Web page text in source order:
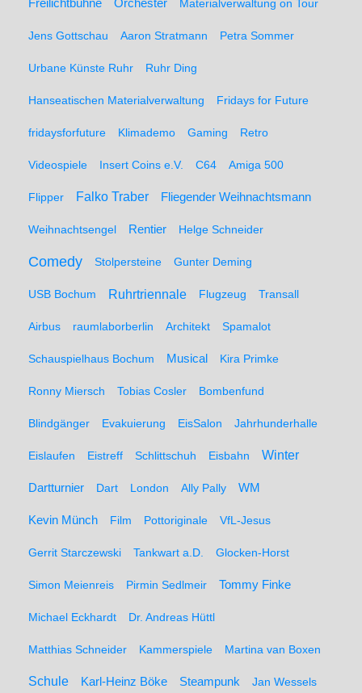
Freilichtbühne Orchester Materialverwaltung on Tour
Jens Gottschau Aaron Stratmann Petra Sommer
Urbane Künste Ruhr Ruhr Ding
Hanseatischen Materialverwaltung Fridays for Future
fridaysforfuture Klimademo Gaming Retro
Videospiele Insert Coins e.V. C64 Amiga 500
Flipper Falko Traber Fliegender Weihnachtsmann
Weihnachtsengel Rentier Helge Schneider
Comedy Stolpersteine Gunter Deming
USB Bochum Ruhrtriennale Flugzeug Transall
Airbus raumlaborberlin Architekt Spamalot
Schauspielhaus Bochum Musical Kira Primke
Ronny Miersch Tobias Cosler Bombenfund
Blindgänger Evakuierung EisSalon Jahrhunderhalle
Eislaufen Eistreff Schlittschuh Eisbahn Winter
Dartturnier Dart London Ally Pally WM
Kevin Münch Film Pottoriginale VfL-Jesus
Gerrit Starczewski Tankwart a.D. Glocken-Horst
Simon Meienreis Pirmin Sedlmeir Tommy Finke
Michael Eckhardt Dr. Andreas Hüttl
Matthias Schneider Kammerspiele Martina van Boxen
Schule Karl-Heinz Böke Steampunk Jan Wessels